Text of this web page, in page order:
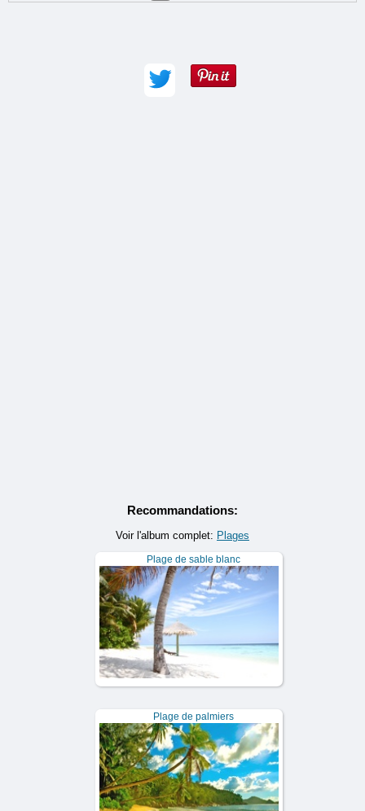
Recommandations:
Voir l'album complet: Plages
Plage de sable blanc
Plage de palmiers